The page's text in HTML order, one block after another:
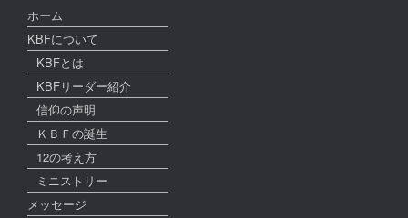
ホーム
KBFについて
KBFとは
KBFリーダー紹介
信仰の声明
ＫＢＦの誕生
12の考え方
ミニストリー
メッセージ